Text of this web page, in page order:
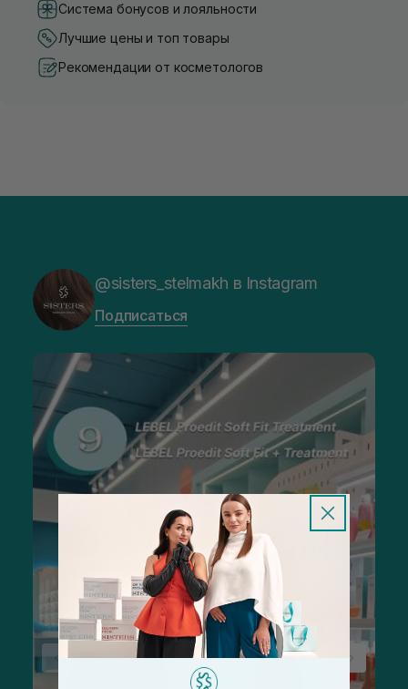
Система бонусов и лояльности
Лучшие цены и топ товары
Рекомендации от косметологов
@sisters_stelmakh в Instagram
Подписаться